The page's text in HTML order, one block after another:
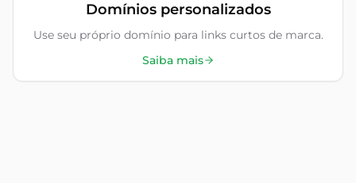
Domínios personalizados
Use seu próprio domínio para links curtos de marca.
Saiba mais